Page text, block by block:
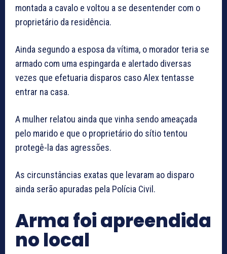
montada a cavalo e voltou a se desentender com o
proprietário da residência.
Ainda segundo a esposa da vítima, o morador teria se
armado com uma espingarda e alertado diversas
vezes que efetuaria disparos caso Alex tentasse
entrar na casa.
A mulher relatou ainda que vinha sendo ameaçada
pelo marido e que o proprietário do sítio tentou
protegê-la das agressões.
As circunstâncias exatas que levaram ao disparo
ainda serão apuradas pela Polícia Civil.
Arma foi apreendida
no local